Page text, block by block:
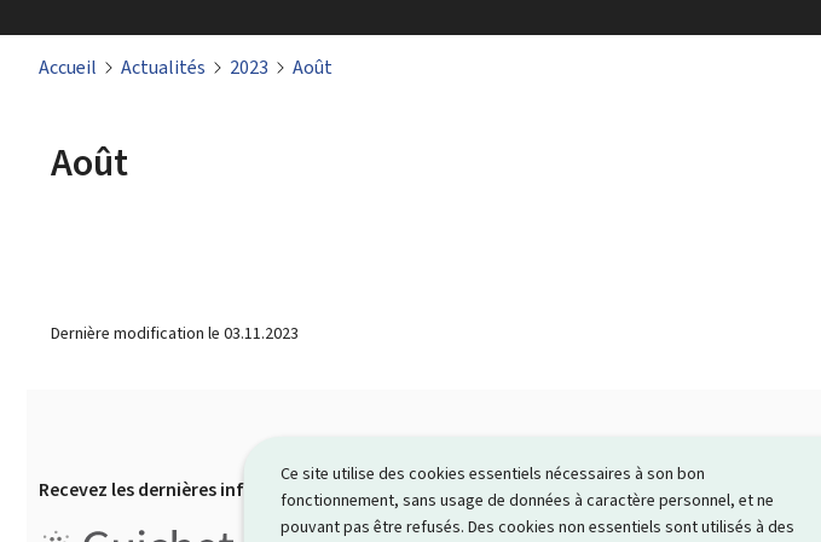
Ce site utilise des cookies essentiels nécessaires à son bon
fonctionnement, sans usage de données à caractère personnel, et ne
pouvant pas être refusés. Des cookies non essentiels sont utilisés à des
Accueil Actualités 2023 Août
Août
Dernière modification le 03.11.2023
Recevez les dernières infos de Guichet.lu par e-mail S’inscrire à la newsletter
Guichet.lu est un ensemble de pages Internet qui vous aide à